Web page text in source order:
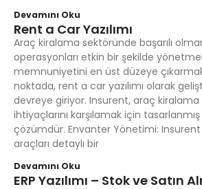
Devamını Oku
Rent a Car Yazılımı
Araç kiralama sektöründe başarılı
operasyonları etkin bir şekilde
memnuniyetini en üst düzeye
noktada, rent a car yazılımı olarak
devreye giriyor. Insurent, araç
ihtiyaçlarını karşılamak için
çözümdür. Envanter Yönetimi:
araçları detaylı bir
Devamını Oku
ERP Yazılımı – Stok ve Satın